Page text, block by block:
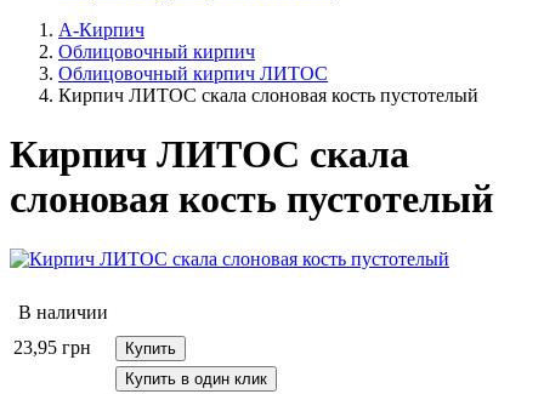
А-Кирпич
Облицовочный кирпич
Облицовочный кирпич ЛИТОС
Кирпич ЛИТОС скала слоновая кость пустотелый
Кирпич ЛИТОС скала
слоновая кость пустотелый
В наличии
23,95 грн
Купить
Купить в один клик